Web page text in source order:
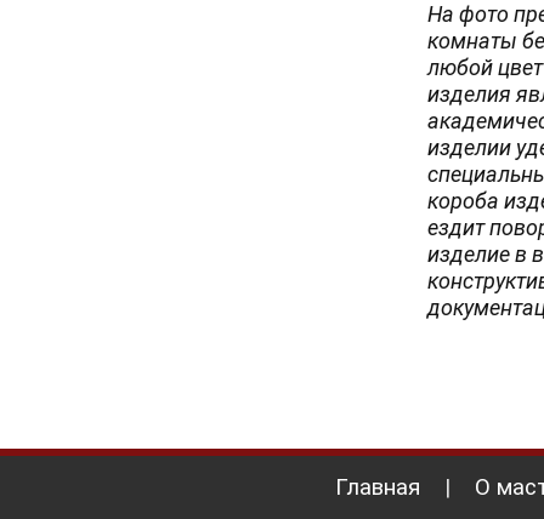
На фото
комнаты
любой
изделия
изделии
короба
ездит
изделие в
Главная | О